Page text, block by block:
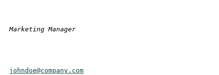
Marketing Manager
johndoe@company.com